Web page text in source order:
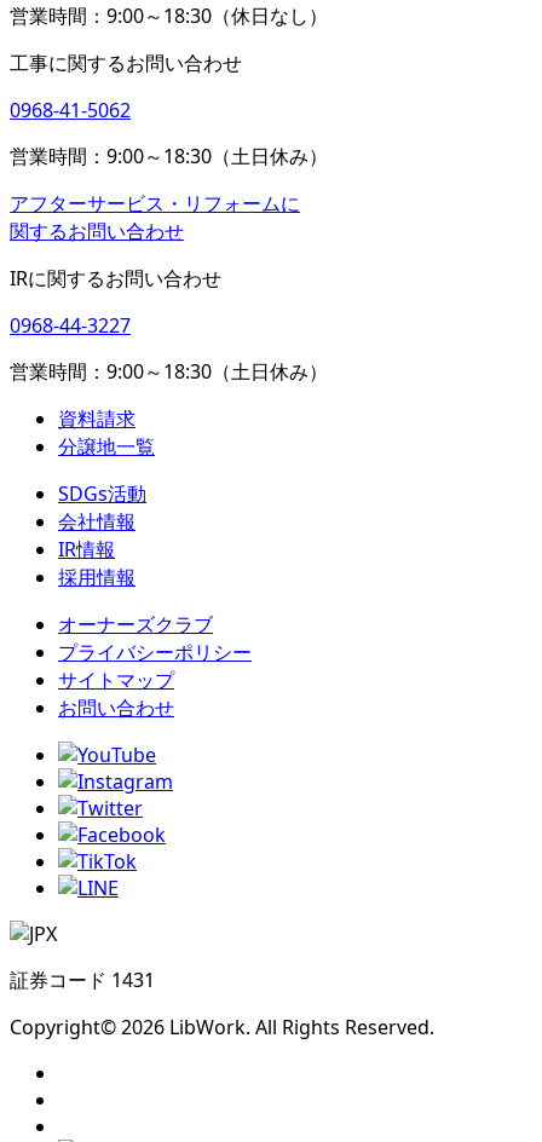
営業時間：9:00～18:30（休日なし）
工事に関するお問い合わせ
0968-41-5062
営業時間：9:00～18:30（土日休み）
アフターサービス・リフォームに
関するお問い合わせ
IRに関するお問い合わせ
0968-44-3227
営業時間：9:00～18:30（土日休み）
資料請求
分譲地一覧
SDGs活動
会社情報
IR情報
採用情報
オーナーズクラブ
プライバシーポリシー
サイトマップ
お問い合わせ
証券コード 1431
Copyright© 2026 LibWork. All Rights Reserved.